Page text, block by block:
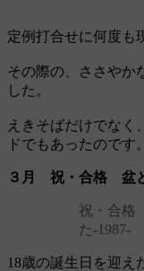
定例打合せに何度も
その際の、ささやか
した。
えきそばだけでなく
ドでもあったのです。
３月 祝・合格 盆と
祝・合格
た‐1987‐
18歳の誕生日を迎え